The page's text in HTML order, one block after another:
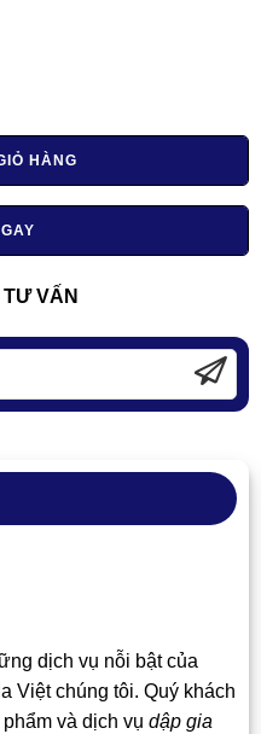
HÀNG
VẤN
dịch vụ nỗi bật của
Việt chúng tôi. Quý khách
và dịch vụ dập gia